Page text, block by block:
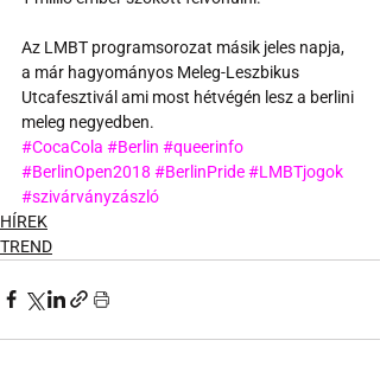
Az LMBT programsorozat másik jeles napja,
a már hagyományos Meleg-Leszbikus
Utcafesztivál ami most hétvégén lesz a berlini
meleg negyedben.
#CocaCola #Berlin #queerinfo
#BerlinOpen2018 #BerlinPride#LMBTjogok
#szivárványzászló
HÍREK
TREND